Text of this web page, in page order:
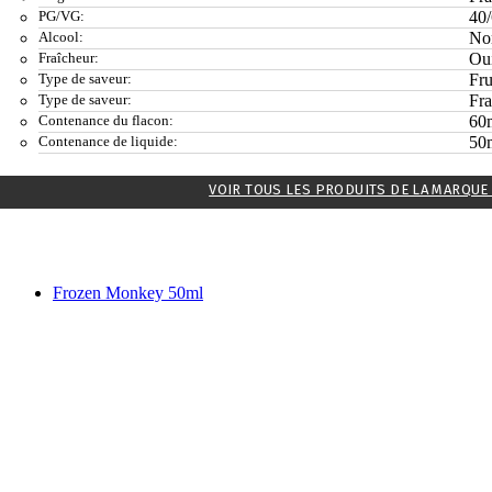
PG/VG:
Alcool:
Fraîcheur:
Type de saveur:
Type de saveur:
Contenance du flacon:
Contenance de liquide:
VOIR TOUS LES PRODUITS DE LA
Frozen Monkey 50ml